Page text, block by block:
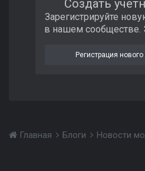
Создать
Зарегистрируйте
в нашем сообществе.
Регистрация
Главная Блоги Новости